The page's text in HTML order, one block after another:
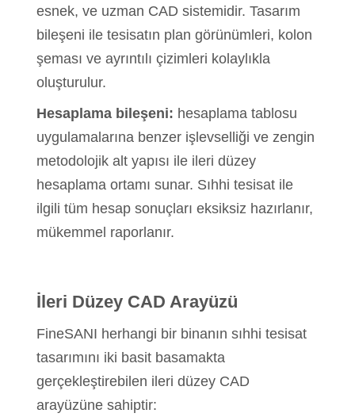
esnek, ve uzman CAD sistemidir. Tasarım
bileşeni ile tesisatın plan görünümleri, kolon
şeması ve ayrıntılı çizimleri kolaylıkla
oluşturulur.
Hesaplama bileşeni: hesaplama tablosu
uygulamalarına benzer işlevselliği ve zengin
metodolojik alt yapısı ile ileri düzey
hesaplama ortamı sunar. Sıhhi tesisat ile
ilgili tüm hesap sonuçları eksiksiz hazırlanır,
mükemmel raporlanır.
İleri Düzey CAD Arayüzü
FineSANI herhangi bir binanın sıhhi tesisat
tasarımını iki basit basamakta
gerçekleştirebilen ileri düzey CAD
arayüzüne sahiptir: